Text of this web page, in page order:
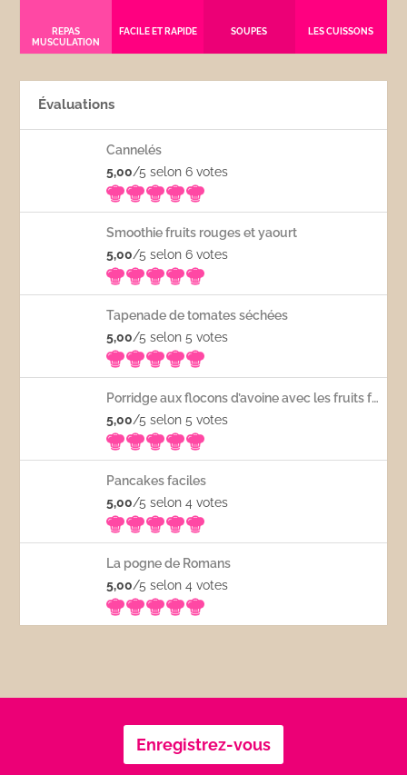
REPAS
MUSCULATION
FACILE ET RAPIDE SOUPES LES CUISSONS
Évaluations
Cannelés
5,00/5 selon 6votes
Smoothie fruits rouges et yaourt
5,00/5 selon 6votes
Tapenade de tomates séchées
5,00/5 selon 5votes
Porridge aux flocons d’avoine avec les fruits frais
5,00/5 selon 5votes
Pancakes faciles
5,00/5 selon 4votes
La pogne de Romans
5,00/5 selon 4votes
Enregistrez-vous